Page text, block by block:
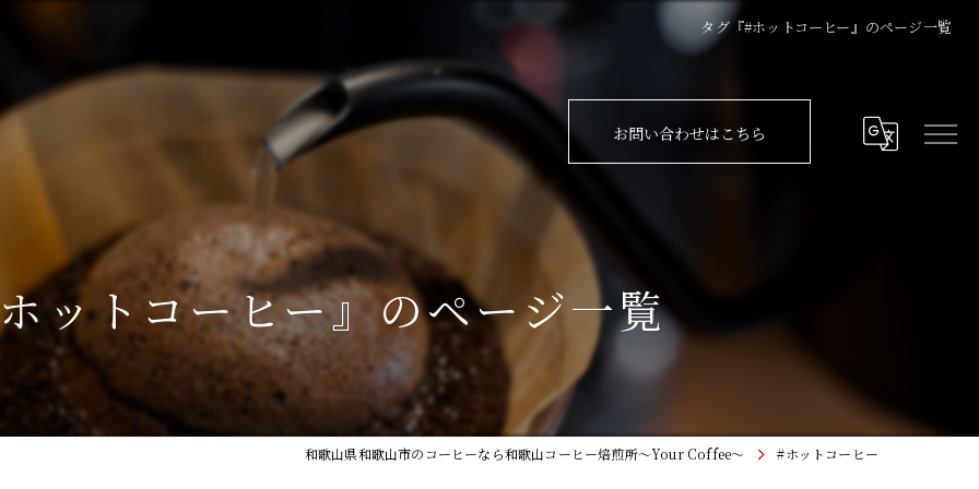
タグ『#ホットコーヒー』のページ一覧
お問い合わせはこちら
ットコーヒー』のページ一覧
和歌山県和歌山市のコーヒーなら和歌山コーヒー焙煎所〜Your Coffee〜 #ホットコーヒー